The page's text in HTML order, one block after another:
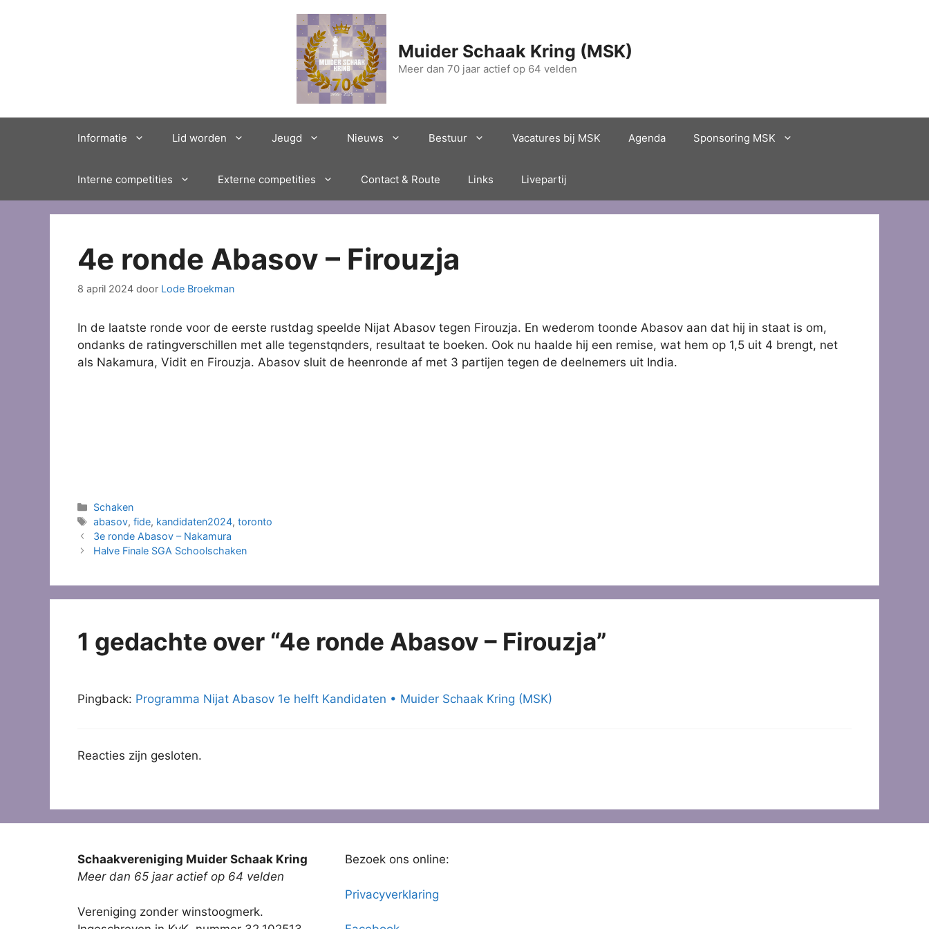
Muider Schaak Kring (MSK)
Meer dan 70 jaar actief op 64 velden
Informatie Lid worden Jeugd Nieuws Bestuur Vacatures bij MSK Agenda Sponsoring MSK
Interne competities Externe competities Contact & Route Links Livepartij
4e ronde Abasov – Firouzja
8 april 2024 door Lode Broekman
In de laatste ronde voor de eerste rustdag speelde Nijat Abasov tegen Firouzja. En wederom toonde Abasov aan dat hij in staat is om,
ondanks de ratingverschillen met alle tegenstqnders, resultaat te boeken. Ook nu haalde hij een remise, wat hem op 1,5 uit 4 brengt, net
als Nakamura, Vidit en Firouzja. Abasov sluit de heenronde af met 3 partijen tegen de deelnemers uit India.
Categorieën
Schaken
Tags
abasov,fide, kandidaten2024,toronto
3e ronde Abasov – Nakamura
Halve Finale SGA Schoolschaken
1 gedachte over “4e ronde Abasov – Firouzja”
Pingback: Programma Nijat Abasov 1e helft Kandidaten • Muider Schaak Kring (MSK)
Reacties zijn gesloten.
Schaakvereniging Muider Schaak Kring
Meer dan 65 jaar actief op 64 velden
Vereniging zonder winstoogmerk.
Bezoek ons online:
Privacyverklaring